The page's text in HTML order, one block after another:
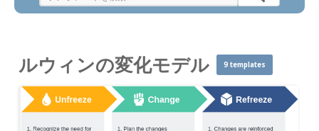
ルウィンの変化モデル 9 templates